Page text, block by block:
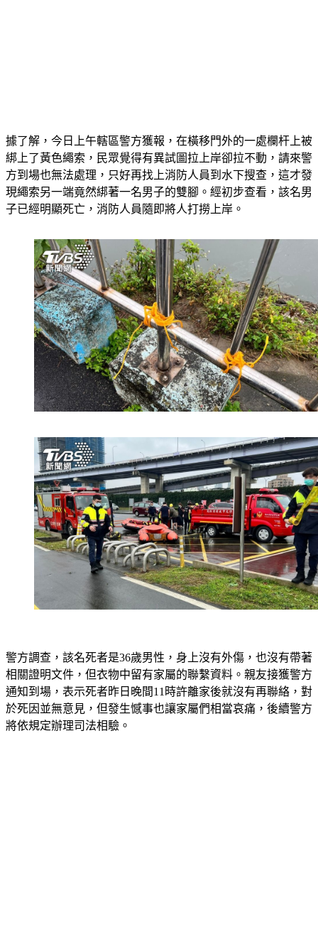
據了解，今日上午轄區警方獲報，在橫移門外的一處欄杆上被
綁上了黃色繩索，民眾覺得有異試圖拉上岸卻拉不動，請來警
方到場也無法處理，只好再找上消防人員到水下搜查，這才發
現繩索另一端竟然綁著一名男子的雙腳。經初步查看，該名男
子已經明顯死亡，消防人員隨即將人打撈上岸。
警方調查，該名死者是36歲男性，身上沒有外傷，也沒有帶著
相關證明文件，但衣物中留有家屬的聯繫資料。親友接獲警方
通知到場，表示死者昨日晚間11時許離家後就沒有再聯絡，對
於死因並無意見，但發生憾事也讓家屬們相當哀痛，後續警方
將依規定辦理司法相驗。